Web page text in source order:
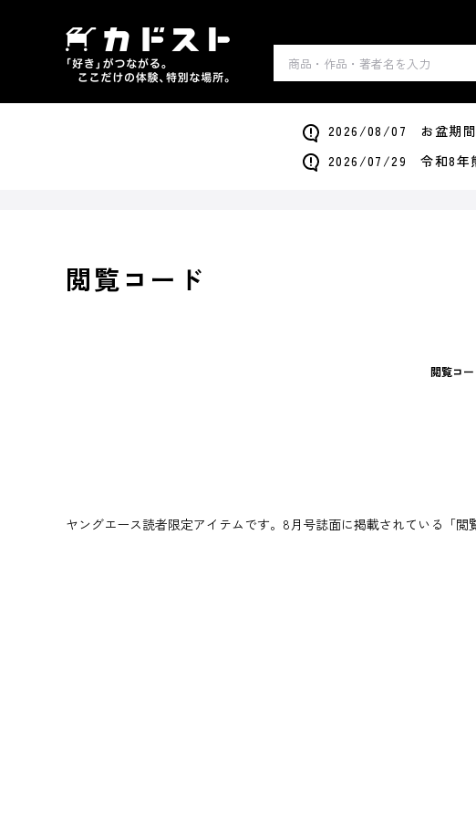
2026/08/07 お盆期間
2026/07/29 令和8年
閲覧コード
閲覧コー
ヤングエース読者限定アイテムです。8月号誌面に掲載されている「閲